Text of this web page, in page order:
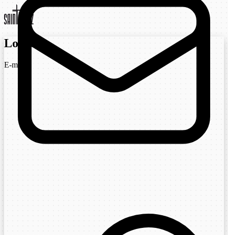
Login
E-mail